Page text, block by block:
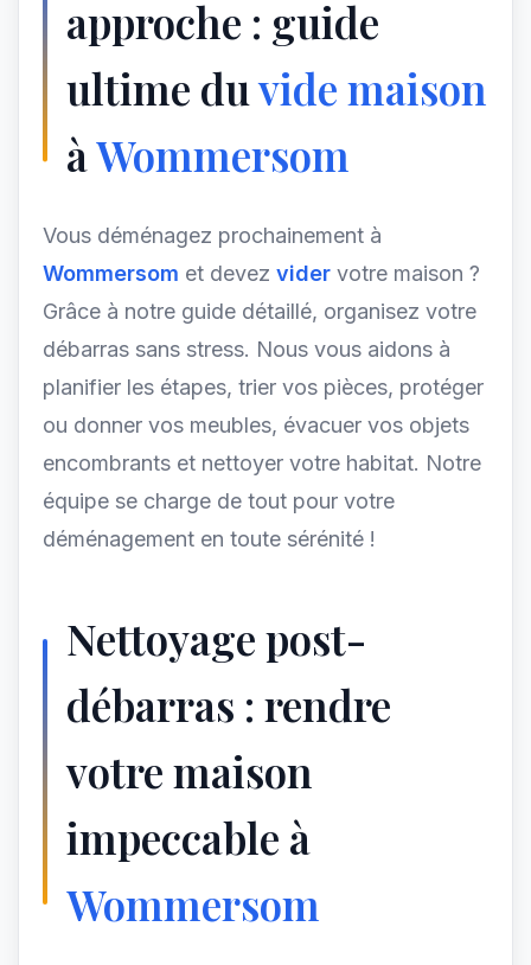
approche : guide
ultime duvide maison
àWommersom
Vous déménagez prochainement à
Wommersom et devez vider votre maison ?
Grâce à notre guide détaillé, organisez votre
débarras sans stress. Nous vous aidons à
planifier les étapes, trier vos pièces, protéger
ou donner vos meubles, évacuer vos objets
encombrants et nettoyer votre habitat. Notre
équipe se charge de tout pour votre
déménagement en toute sérénité !
Nettoyage post-
débarras : rendre
votre maison
impeccable à
Wommersom